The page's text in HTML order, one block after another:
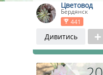
Цветовод
Бердянск
441
Дивитись